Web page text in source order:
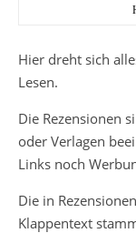
Hier dreht sich
Lesen.
Die Rezensionen
oder Verlagen
Links noch
Die in
Klappentext